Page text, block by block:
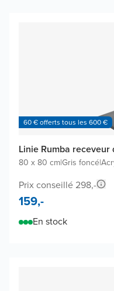
60 € offerts tous les 600 €
Linie Rumba receveur
80 x 80 cm|Gris foncé|
Prix conseillé 298,-
159,-
En stock